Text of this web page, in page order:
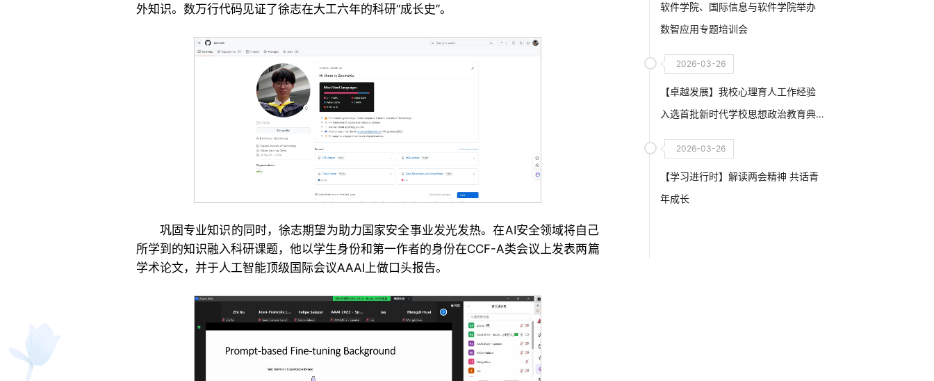
外知识。数万行代码见证了徐志在大工六年的科研“成长史”。
巩固专业知识的同时，徐志期望为助力国家安全事业发光发热。在AI安全领域将自己
所学到的知识融入科研课题，他以学生身份和第一作者的身份在CCF-A类会议上发表两篇
学术论文，并于人工智能顶级国际会议AAAI上做口头报告。
软件学院、国际信息与软件学院举办
数智应用专题培训会
2026-03-26
【卓越发展】我校心理育人工作经验
入选首批新时代学校思想政治教育典
2026-03-26
【学习进行时】解读两会精神 共话青
年成长